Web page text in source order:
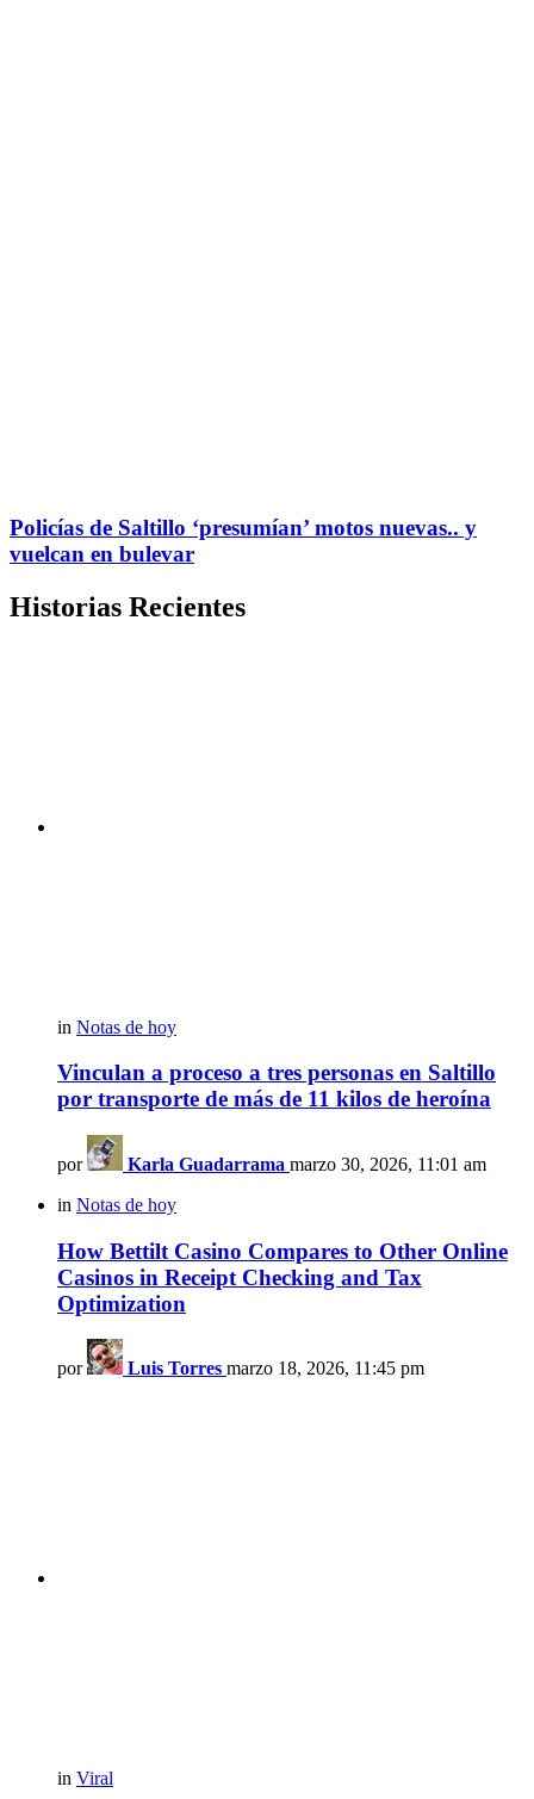
Policías de Saltillo ‘presumían’ motos nuevas.. y
vuelcan en bulevar
Historias Recientes
in Notas de hoy
Vinculan a proceso a tres personas en Saltillo
por transporte de más de 11 kilos de heroína
por Karla Guadarrama marzo 30, 2026, 11:01 am
in Notas de hoy
How Bettilt Casino Compares to Other Online
Casinos in Receipt Checking and Tax
Optimization
por Luis Torres marzo 18, 2026, 11:45 pm
in Viral